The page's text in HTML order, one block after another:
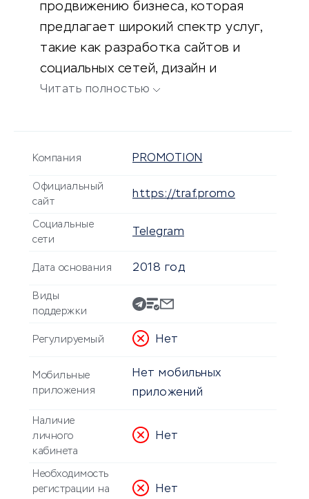
продвижению бизнеса, которая
предлагает широкий спектр услуг,
такие как разработка сайтов и
социальных сетей, дизайн и
ребрендинг, настройка и ведение
Читать полностью
Компания PROMOTION
Официальный
сайт
https://traf.promo
Социальные
сети
Telegram
Дата основания 2018 год
Виды
поддержки
Регулируемый Нет
Мобильные
приложения
Нет мобильных
приложений
Наличие
личного
кабинета
Нет
Необходимость
регистрации на
Нет